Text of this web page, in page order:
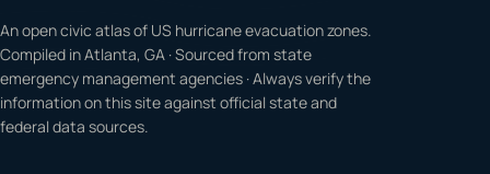
An open civic atlas of US hurricane evacuation zones.
Compiled in Atlanta, GA · Sourced from state
emergency management agencies · Always verify the
information on this site against official state and
federal data sources.